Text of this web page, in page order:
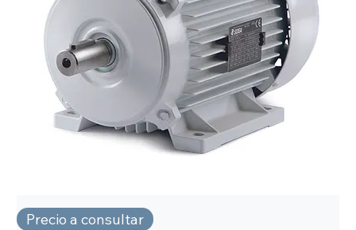
Precio a consultar